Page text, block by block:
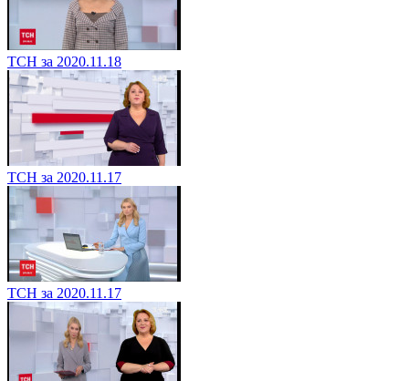
ТСН за 2020.11.18
ТСН за 2020.11.17
ТСН за 2020.11.17